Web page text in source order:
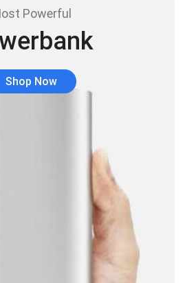
Mouse
Powerful
Shop Now